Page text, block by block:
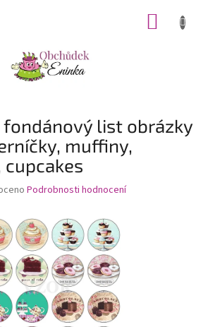
fondánový list obrázky
muffiny,
Podrobnosti hodnocení